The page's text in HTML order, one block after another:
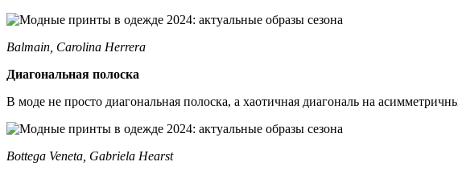
Balmain, Carolina Herrera
Диагональная полоска
В моде не просто диагональная полоска, а хаотичная диагональ на
Bottega Veneta, Gabriela Hearst